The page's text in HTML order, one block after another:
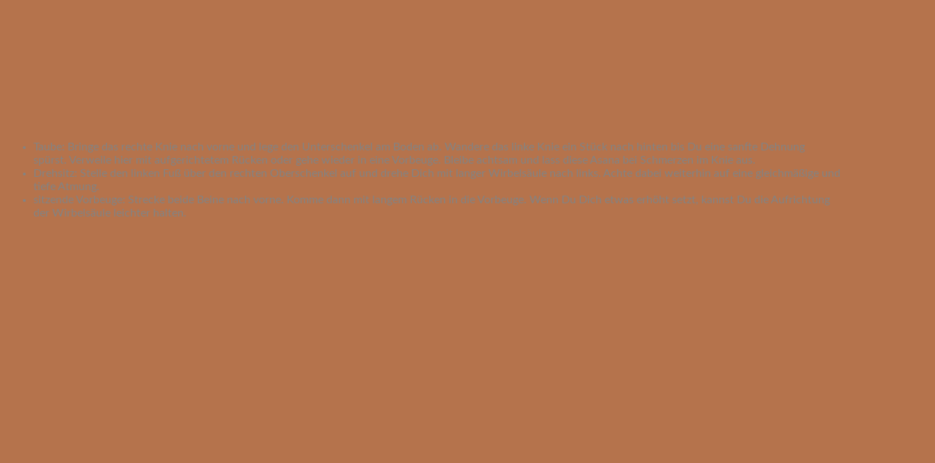
Taube: Bringe das rechte Knie nach vorne und lege den Unterschenkel am Boden ab. Wandere das linke Knie ein Stück nach hinten bis Du eine sanfte Dehnung
spürst. Verweile hier mit aufgerichtetem Rücken oder gehe wieder in eine Vorbeuge. Bleibe achtsam und lass diese Asana bei Schmerzen im Knie aus.
Drehsitz: Stelle den linken Fuß über den rechten Oberschenkel auf und drehe Dich mit langer Wirbelsäule nach links. Achte dabei weiterhin auf eine gleichmäßige und
tiefe Atmung.
sitzende Vorbeuge: Strecke beide Beine nach vorne. Komme dann mit langem Rücken in die Vorbeuge. Wenn Du Dich etwas erhöht setzt, kannst Du die Aufrichtung
der Wirbelsäule leichter halten.